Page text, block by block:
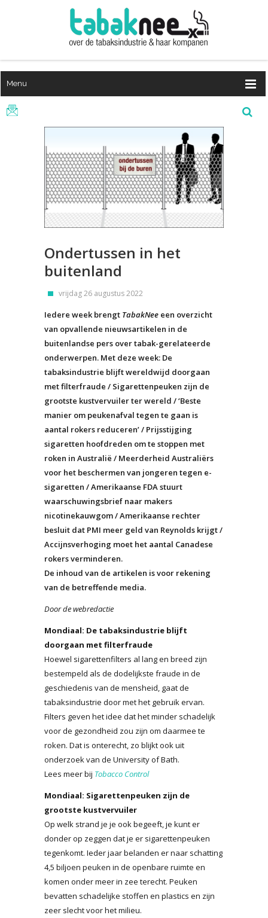
Menu
Ondertussen in het
buitenland
vrijdag 26 augustus 2022
Iedere week brengt TabakNee een overzicht
van opvallende nieuwsartikelen in de
buitenlandse pers over tabak-gerelateerde
onderwerpen. Met deze week: De
tabaksindustrie blijft wereldwijd doorgaan
met filterfraude / Sigarettenpeuken zijn de
grootste kustvervuiler ter wereld / ‘Beste
manier om peukenafval tegen te gaan is
aantal rokers reduceren’ / Prijsstijging
sigaretten hoofdreden om te stoppen met
roken in Australië / Meerderheid Australiërs
voor het beschermen van jongeren tegen e-
sigaretten / Amerikaanse FDA stuurt
waarschuwingsbrief naar makers
nicotinekauwgom / Amerikaanse rechter
besluit dat PMI meer geld van Reynolds krijgt /
Accijnsverhoging moet het aantal Canadese
rokers verminderen.
De inhoud van de artikelen is voor rekening
van de betreffende media.
Door de webredactie
Mondiaal: De tabaksindustrie blijft
doorgaan met filterfraude
Hoewel sigarettenfilters al lang en breed zijn
bestempeld als de dodelijkste fraude in de
geschiedenis van de mensheid, gaat de
tabaksindustrie door met het gebruik ervan.
Filters geven het idee dat het minder schadelijk
voor de gezondheid zou zijn om daarmee te
roken. Dat is onterecht, zo blijkt ook uit
onderzoek van de University of Bath.
Lees meer bij Tobacco Control
Mondiaal: Sigarettenpeuken zijn de
grootste kustvervuiler
Op welk strand je je ook begeeft, je kunt er
donder op zeggen dat je er sigarettenpeuken
tegenkomt. Ieder jaar belanden er naar schatting
4,5 biljoen peuken in de openbare ruimte en
komen onder meer in zee terecht. Peuken
bevatten schadelijke stoffen en plastics en zijn
zeer slecht voor het milieu.